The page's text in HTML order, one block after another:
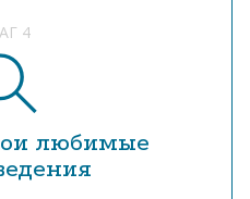
4
любимые